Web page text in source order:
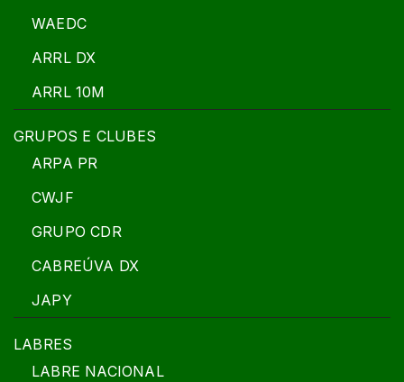
WAEDC
ARRL DX
ARRL 10M
GRUPOS E CLUBES
ARPA PR
CWJF
GRUPO CDR
CABREÚVA DX
JAPY
LABRES
LABRE NACIONAL